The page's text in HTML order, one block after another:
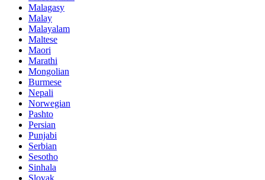
Malagasy
Malay
Malayalam
Maltese
Maori
Marathi
Mongolian
Burmese
Nepali
Norwegian
Pashto
Persian
Punjabi
Serbian
Sesotho
Sinhala